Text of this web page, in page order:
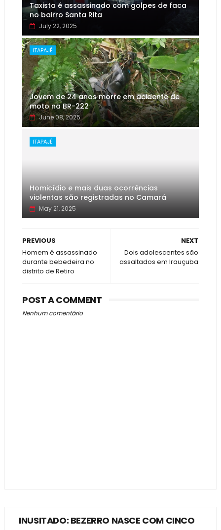
Taxista é assassinado com golpes de faca
no bairro Santa Rita
July 22, 2025
ITAPAJÉ
Jovem de 24 anos morre em acidente de
moto na BR-222
June 08, 2025
ITAPAJÉ
Homicídio e mais duas ocorrências
violentas são registradas no Camará
May 21, 2025
NEXT
Dois adolescentes são
assaltados em Irauçuba
PREVIOUS
Homem é assassinado
durante bebedeira no
distrito de Retiro
POST A COMMENT
Nenhum comentário
INUSITADO: BEZERRO NASCE COM CINCO